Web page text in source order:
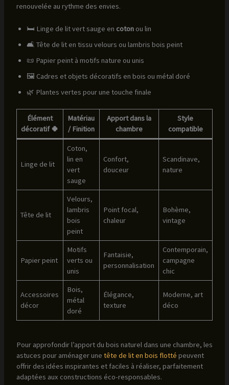
renouvelée au rythme des envies.
🛏️ Linge de lit vert sauge en cotonou lin
🛋️ Tête de lit en tissu velours ou lambris bois peint
📜 Papier peint à motifs nature ou unis
🖼️ Cadres et objets décoratifs en bois ou métal doré
🌿 Plantes vertes pour une touche finale
Élément
décoratif 🍀
Matériau
/ Finition
Apport dans la
chambre
Style
compatible
Linge de lit
Coton,
lin en
vert
sauge
Confort,
douceur
Scandinave,
nature
Tête de lit
Velours,
lambris
bois
peint
Point focal,
chaleur
Bohème,
vintage
Papier peint
Motifs
verts ou
unis
Fantaisie,
personnalisation
Contemporain,
campagne
chic
Accessoires
décor
Bois,
métal
doré
Élégance,
texture
Moderne, art
déco
Pour approfondir l’apport du bois naturel dans une chambre, les
astuces pour aménager une tête de lit en bois flotté peuvent
offrir des idées inspirantes et faciles à réaliser, parfaitement
adaptées aux constructions éco-responsables.